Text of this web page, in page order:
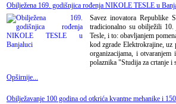
Obilježena 169. godišnjica rođenja NIKOLE TESLE u
Savez inovatora Republike
tradicionalno su obilježili
Tesle, i to: obavljanjem
kod zgrade Elektrokrajine,
organizacijama, i
polaznika "Studija za crtanje i
Opširnije...
Obilježavanje 100 godina od otkrića kvantne mehanike i